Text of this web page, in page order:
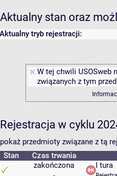
Aktualny stan oraz
Aktualny tryb rejestracji:
W tej chwili USOSweb
związanych z tym
Rejestracja w cyklu
pokaż przedmioty związane z tą
Stan
Czas trwania
zakończona
I tura